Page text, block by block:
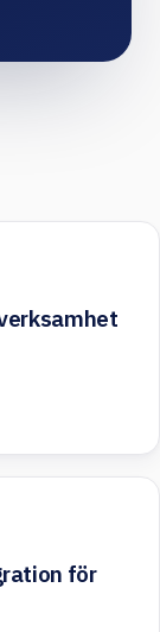
för